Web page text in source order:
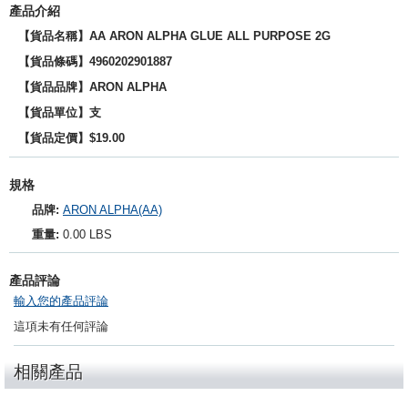
產品介紹
【貨品名稱】AA ARON ALPHA GLUE ALL PURPOSE 2G
【貨品條碼】4960202901887
【貨品品牌】 ARON ALPHA
【貨品單位】支
【貨品定價】$19.00
規格
品牌: ARON ALPHA(AA)
重量: 0.00 LBS
產品評論
輸入您的產品評論
這項未有任何評論
相關產品